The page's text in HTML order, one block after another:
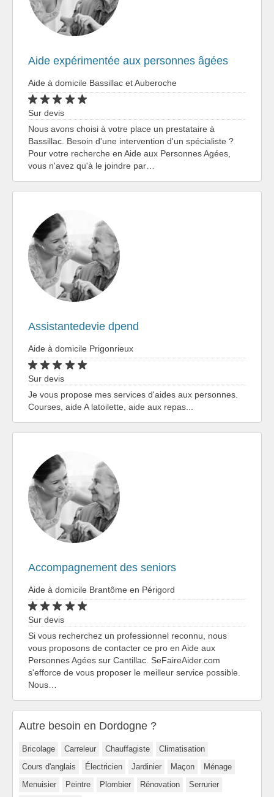
Aide expérimentée aux personnes âgées
Aide à domicile Bassillac et Auberoche
Sur devis
Nous avons choisi à votre place un prestataire à
Bassillac. Besoin d'une intervention d'un spécialiste ?
Pour votre recherche en Aide aux Personnes Agées,
vous n'avez qu'à le joindre par…
Assistantedevie dpend
Aide à domicile Prigonrieux
Sur devis
Je vous propose mes services d'aides aux personnes.
Courses, aide A latoilette, aide aux repas...
Accompagnement des seniors
Aide à domicile Brantôme en Périgord
Sur devis
Si vous recherchez un professionnel reconnu, nous
vous proposons de contacter ce pro en Aide aux
Personnes Agées sur Cantillac. SeFaireAider.com
s'efforce de vous proposer le meilleur service possible.
Nous…
Autre besoin en Dordogne ?
Bricolage Carreleur Chauffagiste
Climatisation
Cours d'anglais
Électricien Jardinier Maçon
Ménage
Menuisier
Peintre Plombier Rénovation
Serrurier